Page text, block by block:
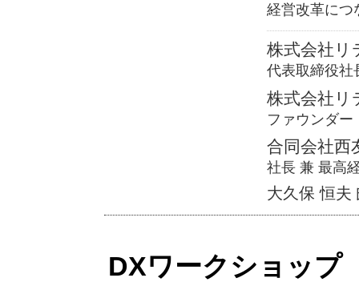
経営改革につ
株式会社リ
代表取締役社
株式会社リ
ファウンダー
合同会社西
社長 兼 最高
大久保 恒夫
DXワークショップ